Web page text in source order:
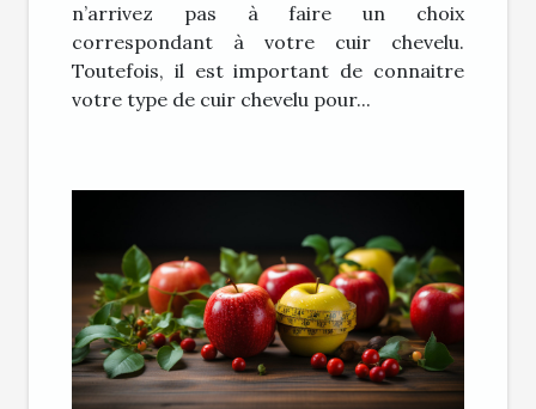
n’arrivez pas à faire un choix
correspondant à votre cuir chevelu.
Toutefois, il est important de connaitre
votre type de cuir chevelu pour...